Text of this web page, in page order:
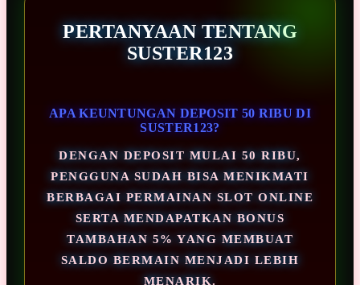
PERTANYAAN TENTANG
SUSTER123
APA KEUNTUNGAN DEPOSIT 50 RIBU DI
SUSTER123?
DENGAN DEPOSIT MULAI 50 RIBU,
PENGGUNA SUDAH BISA MENIKMATI
BERBAGAI PERMAINAN SLOT ONLINE
SERTA MENDAPATKAN BONUS
TAMBAHAN 5% YANG MEMBUAT
SALDO BERMAIN MENJADI LEBIH
MENARIK.